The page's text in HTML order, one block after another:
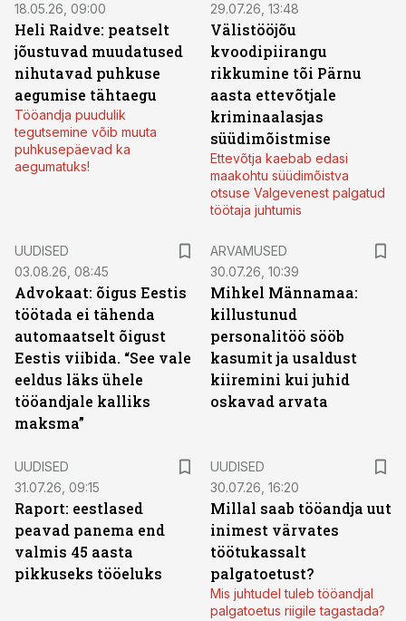
18.05.26, 09:00
Heli Raidve: peatselt
jõustuvad muudatused
nihutavad puhkuse
aegumise tähtaegu
Tööandja puudulik
tegutsemine võib muuta
puhkusepäevad ka
aegumatuks!
29.07.26, 13:48
Välistööjõu
kvoodipiirangu
rikkumine tõi Pärnu
aasta ettevõtjale
kriminaalasjas
süüdimõistmise
Ettevõtja kaebab edasi
maakohtu süüdimõistva
otsuse Valgevenest palgatud
töötaja juhtumis
UUDISED
03.08.26, 08:45
Advokaat: õigus Eestis
töötada ei tähenda
automaatselt õigust
Eestis viibida. “See vale
eeldus läks ühele
tööandjale kalliks
maksma”
ARVAMUSED
30.07.26, 10:39
Mihkel Männamaa:
killustunud
personalitöö sööb
kasumit ja usaldust
kiiremini kui juhid
oskavad arvata
UUDISED
31.07.26, 09:15
Raport: eestlased
peavad panema end
valmis 45 aasta
pikkuseks tööeluks
UUDISED
30.07.26, 16:20
Millal saab tööandja uut
inimest värvates
töötukassalt
palgatoetust?
Mis juhtudel tuleb tööandjal
palgatoetus riigile tagastada?